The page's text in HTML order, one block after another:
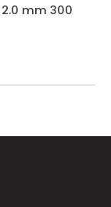
2.0 mm 300